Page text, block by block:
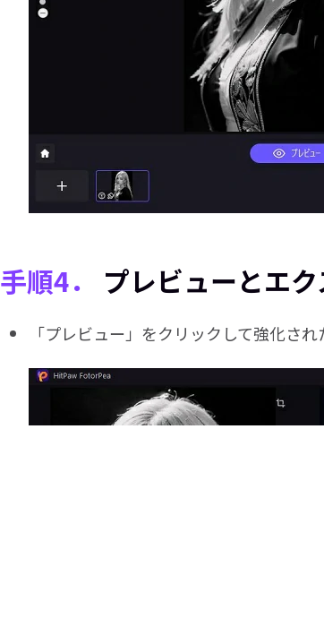
手順4． プレビューとエ
「プレビュー」をクリックして強化さ